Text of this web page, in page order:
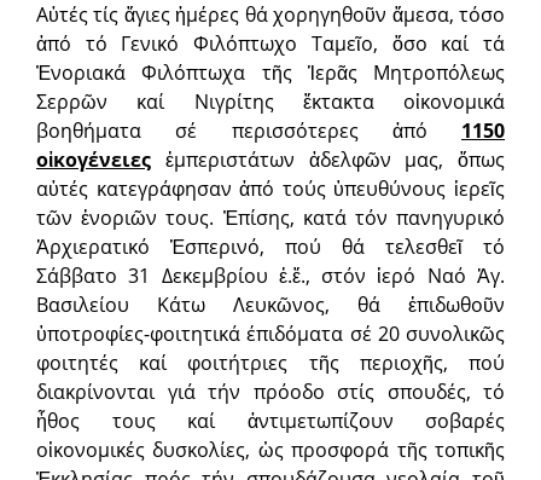
Αὐτές τίς ἅγιες ἡμέρες θά χορηγηθοῦν ἄμεσα, τόσο
ἀπό τό Γενικό Φιλό­πτωχο Ταμεῖο, ὅσο καί τά
Ἐνοριακά Φιλόπτωχα τῆς Ἱερᾶς Μητροπόλεως
Σερρῶν καί Νιγρίτης ἔκτα­κτα οἰκονομικά
βοηθήματα σέ περισσότερες ἀπό 1150
οἰκογένειες ἐμπεριστάτων ἀδελφῶν μας, ὅπως
αὐτές κατεγράφησαν ἀπό τούς ὑπευθύνους ἱερεῖς
τῶν ἐνοριῶν τους. Ἐπίσης, κατά τόν πανηγυρικό
Ἀρχιερατικό Ἑσπερινό, πού θά τελεσθεῖ τό
Σάββατο 31 Δεκεμβρίου ἐ.ἔ., στόν ἱερό Ναό Ἁγ.
Βασιλείου Κάτω Λευκῶνος, θά ἐπιδωθοῦν
ὑποτροφίες-φοιτητικά έπιδόματα σέ 20 συνολικῶς
φοιτητές καί φοιτήτριες τῆς περιοχῆς, πού
διακρίνονται γιά τήν πρόοδο στίς σπουδές, τό
ἦθος τους καί ἀντιμετωπίζουν σοβαρές
οἰκονομικές δυσκολίες, ὡς προσφορά τῆς τοπικῆς